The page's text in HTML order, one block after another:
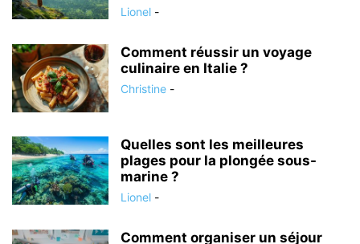
Lionel -
Comment réussir un voyage
culinaire en Italie ?
Christine -
Quelles sont les meilleures
plages pour la plongée sous-
marine ?
Lionel -
Comment organiser un séjour